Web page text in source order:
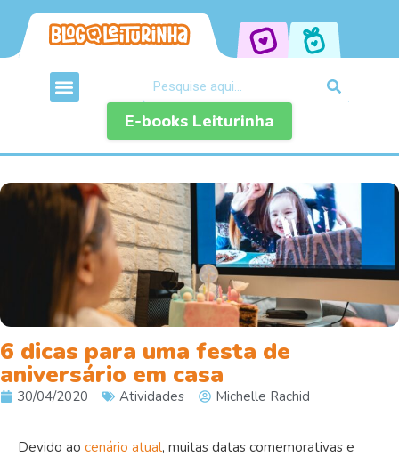
E-books Leiturinha
6 dicas para uma festa de
aniversário em casa
30/04/2020 Atividades Michelle Rachid
Devido ao cenário atual, muitas datas comemorativas e